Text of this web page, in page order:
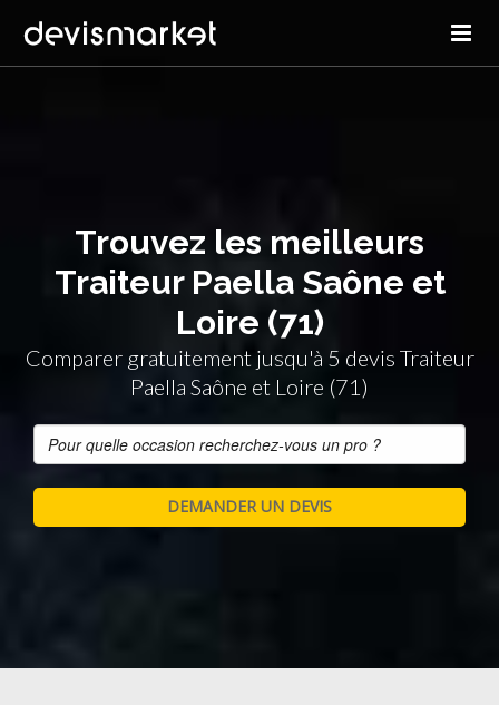
Trouvez les meilleurs
Traiteur Paella Saône et
Loire (71)
Comparer gratuitement jusqu'à 5 devis Traiteur
Paella Saône et Loire (71)